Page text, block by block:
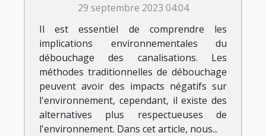
canalisations
29 septembre 2023 04:04
Il est essentiel de comprendre les
implications environnementales du
débouchage des canalisations. Les
méthodes traditionnelles de débouchage
peuvent avoir des impacts négatifs sur
l'environnement, cependant, il existe des
alternatives plus respectueuses de
l'environnement. Dans cet article, nous...